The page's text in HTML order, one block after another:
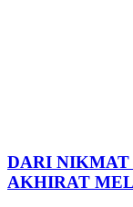
DARI NIKMAT
AKHIRAT